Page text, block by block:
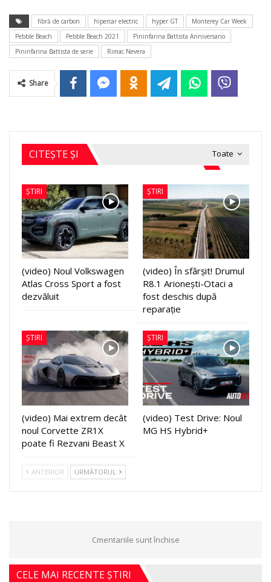
fibră de carbon hipercar electric hyper GT
Monterey Car Week
Pebble Beach
Pebble Beach 2021
Pininfarina Battista Anniversario
Pininfarina Battista de serie
Rimac Nevera
Share
Toate
CITEȘTE ȘI
ȘTIRI
(video) Noul Volkswagen
Atlas Cross Sport a fost
dezvăluit
ȘTIRI
(video) În sfârșit! Drumul
R8.1 Arionești-Otaci a
fost deschis după
reparație
ȘTIRI
(video) Mai extrem decât
noul Corvette ZR1X
poate fi Rezvani Beast X
ȘTIRI
(video) Test Drive: Noul
MG HS Hybrid+
ANTERIOR URMĂTORUL
Cmentariile sunt închise
CELE MAI RECENTE ȘTIRI